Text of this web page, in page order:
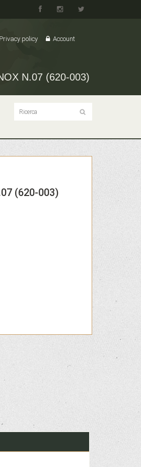
Privacy policy
Account
N.07 (620-003)
(620-003)